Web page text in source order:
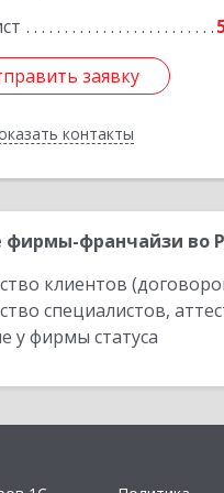
заявку
контакты
заявку
Назад
фирмы-франчайзи во
клиентов
специалистов,
у фирмы статуса